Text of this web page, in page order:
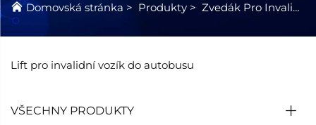
Domovská stránka > Produkty > Zvedák Pro Invalidní Vozík
Lift pro invalidní vozík do autobusu
VŠECHNY PRODUKTY